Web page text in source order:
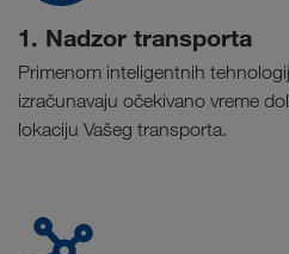
1. Nadzor transporta
Primenom inteligentnih
izračunavaju očekivano vreme
lokaciju Vašeg transporta.